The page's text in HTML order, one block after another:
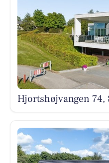
Hjortshøjvangen